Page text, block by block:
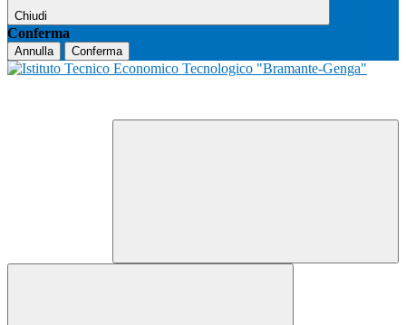
Chiudi
Conferma
Annulla Conferma